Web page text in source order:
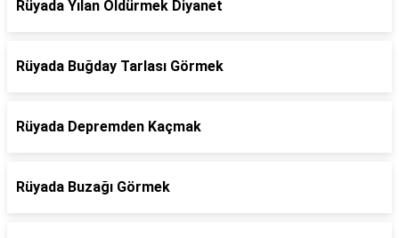
Rüyada Yılan Öldürmek Diyanet
Rüyada Buğday Tarlası Görmek
Rüyada Depremden Kaçmak
Rüyada Buzağı Görmek